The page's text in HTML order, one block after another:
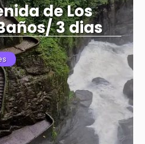
de Los
3 dias